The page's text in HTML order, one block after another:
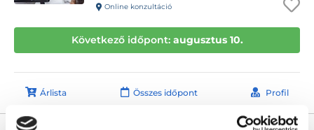
Online konzultáció
Következő időpont: augusztus 10.
Árlista Összes időpont Profil